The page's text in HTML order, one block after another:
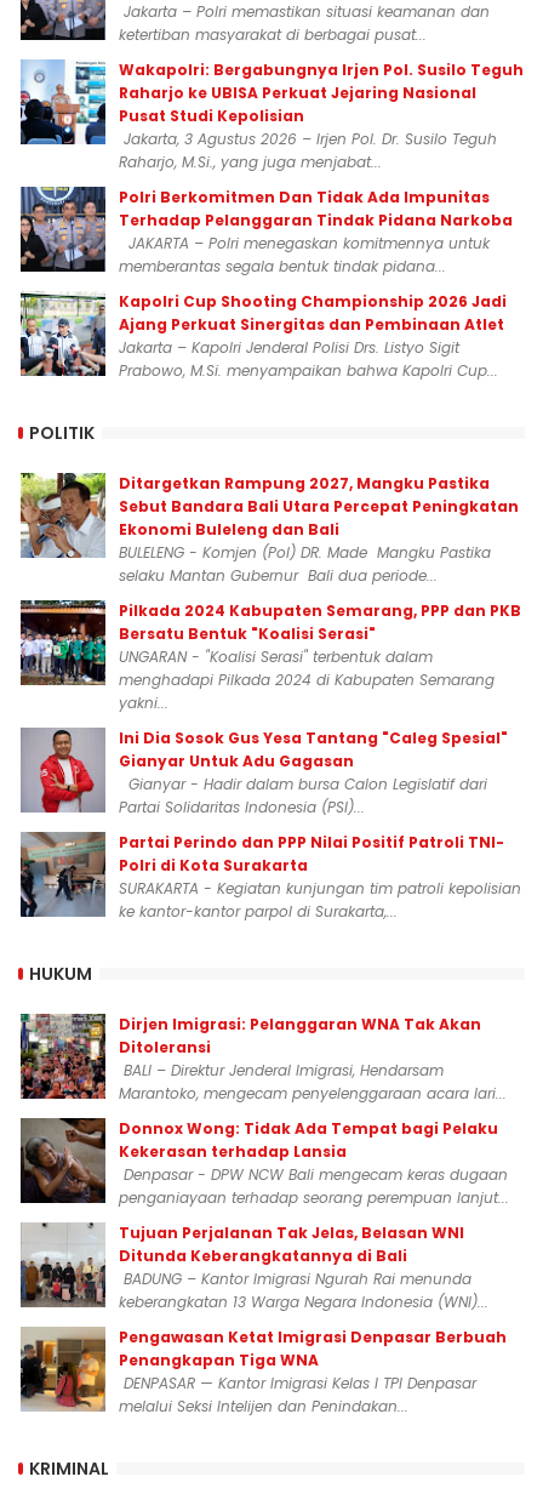
Jakarta – Polri memastikan situasi keamanan dan
ketertiban masyarakat di berbagai pusat...
Wakapolri: Bergabungnya Irjen Pol. Susilo Teguh
Raharjo ke UBISA Perkuat Jejaring Nasional
Pusat Studi Kepolisian
Jakarta, 3 Agustus 2026 – Irjen Pol. Dr. Susilo Teguh
Raharjo, M.Si., yang juga menjabat...
Polri Berkomitmen Dan Tidak Ada Impunitas
Terhadap Pelanggaran Tindak Pidana Narkoba
JAKARTA – Polri menegaskan komitmennya untuk
memberantas segala bentuk tindak pidana...
Kapolri Cup Shooting Championship 2026 Jadi
Ajang Perkuat Sinergitas dan Pembinaan Atlet
Jakarta – Kapolri Jenderal Polisi Drs. Listyo Sigit
Prabowo, M.Si. menyampaikan bahwa Kapolri Cup...
POLITIK
Ditargetkan Rampung 2027, Mangku Pastika
Sebut Bandara Bali Utara Percepat Peningkatan
Ekonomi Buleleng dan Bali
BULELENG - Komjen (Pol) DR. Made Mangku Pastika
selaku Mantan Gubernur Bali dua periode...
Pilkada 2024 Kabupaten Semarang, PPP dan PKB
Bersatu Bentuk "Koalisi Serasi"
UNGARAN - "Koalisi Serasi" terbentuk dalam
menghadapi Pilkada 2024 di Kabupaten Semarang
yakni...
Ini Dia Sosok Gus Yesa Tantang "Caleg Spesial"
Gianyar Untuk Adu Gagasan
Gianyar - Hadir dalam bursa Calon Legislatif dari
Partai Solidaritas Indonesia (PSI)...
Partai Perindo dan PPP Nilai Positif Patroli TNI-
Polri di Kota Surakarta
SURAKARTA - Kegiatan kunjungan tim patroli kepolisian
ke kantor-kantor parpol di Surakarta,...
HUKUM
Dirjen Imigrasi: Pelanggaran WNA Tak Akan
Ditoleransi
BALI – Direktur Jenderal Imigrasi, Hendarsam
Marantoko, mengecam penyelenggaraan acara lari...
Donnox Wong: Tidak Ada Tempat bagi Pelaku
Kekerasan terhadap Lansia
Denpasar - DPW NCW Bali mengecam keras dugaan
penganiayaan terhadap seorang perempuan lanjut...
Tujuan Perjalanan Tak Jelas, Belasan WNI
Ditunda Keberangkatannya di Bali
BADUNG – Kantor Imigrasi Ngurah Rai menunda
keberangkatan 13 Warga Negara Indonesia (WNI)...
Pengawasan Ketat Imigrasi Denpasar Berbuah
Penangkapan Tiga WNA
DENPASAR — Kantor Imigrasi Kelas I TPI Denpasar
melalui Seksi Intelijen dan Penindakan...
KRIMINAL